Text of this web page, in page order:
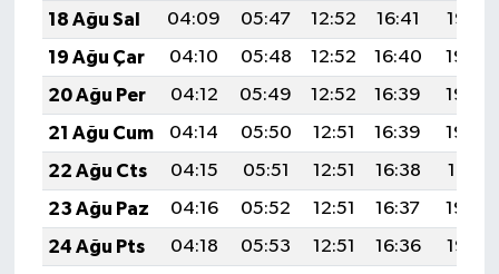
18 Ağu Sal
04:09 05:47 12:52 16:41
19:47
19 Ağu Çar
04:10 05:48 12:52 16:40
19:46
20 Ağu Per
04:12 05:49 12:52 16:39
19:44
21 Ağu Cum
04:14 05:50 12:51 16:39
19:43
22 Ağu Cts
04:15 05:51 12:51 16:38
19:41
23 Ağu Paz
04:16 05:52 12:51 16:37
19:40
24 Ağu Pts
04:18 05:53 12:51 16:36
19:38